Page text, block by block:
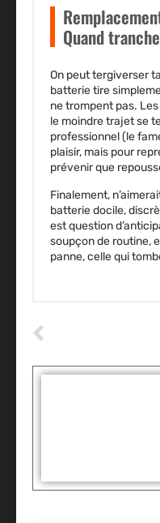
Quand
On peut tergiverser
batterie tire
ne trompent pas.
le moindre trajet se
professionnel (le
plaisir, mais pour
prévenir que
Finalement,
batterie docile,
est question
soupçon de routine,
panne,celle qui